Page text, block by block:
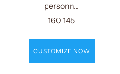
personn...
160145
CUSTOMIZE NOW